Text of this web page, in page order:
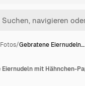
Fotos/Gebratene Eiernudeln…